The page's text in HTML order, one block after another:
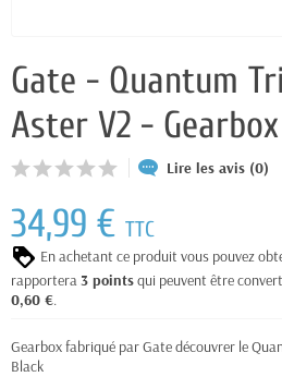
Gate - Quantum
Aster V2 -
Lire les avis (0)
34,99 € TTC
En achetant ce produit vous pouvez
rapportera3 pointsqui peuvent être
0,60 €.
Gearbox fabriqué par Gate découvrer le
Black